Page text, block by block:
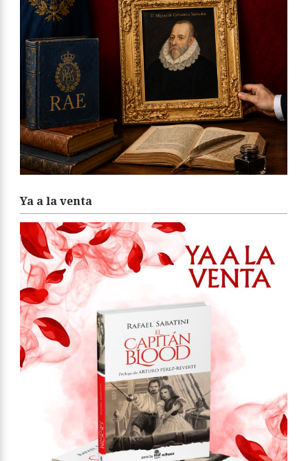
Ya a la venta